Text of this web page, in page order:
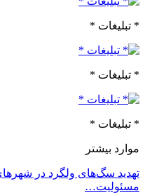
* تبلیغات *
* تبلیغات *
* تبلیغات *
موارد بیشتر
تهدید سگ‌های ولگرد در
مسئولیت…